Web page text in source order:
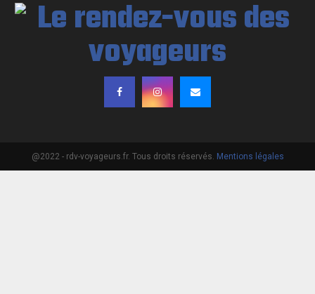
@2022 - rdv-voyageurs.fr. Tous droits réservés. Mentions légales